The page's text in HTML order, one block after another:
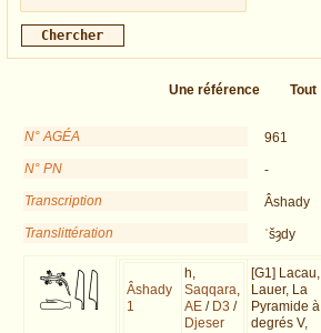
Une référence Tout
N° AGÉA
961
N° PN
-
Transcription
Âshady
Translittération
ʿšȝdy
Âshady
1
h,
Saqqara,
AE / D3 /
Djeser
[G1] Lacau,
Lauer, La
Pyramide à
degrés V,